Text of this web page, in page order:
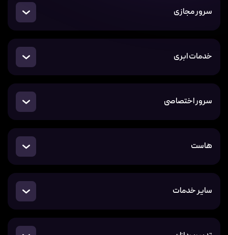
سرور مجازی
خدمات ابری
سرور اختصاصی
هاست
سایر خدمات